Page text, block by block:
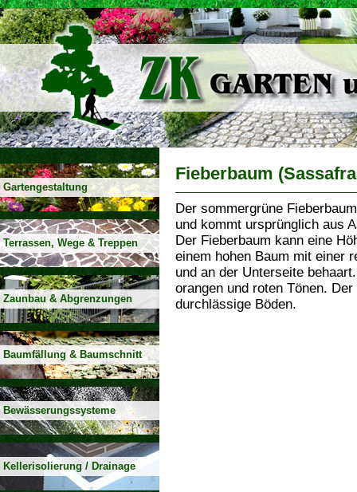
Gartengestaltung
Terrassen, Wege & Treppen
Zaunbau & Abgrenzungen
Baumfällung & Baumschnitt
Bewässerungssysteme
Kellerisolierung / Drainage
Fieberbaum
Der sommergrüne
und kommt ursprünglich aus
Der Fieberbaum kann eine
einem hohen Baum mit einer
und an der Unterseite
orangen und roten Tönen.
durchlässige Böden.